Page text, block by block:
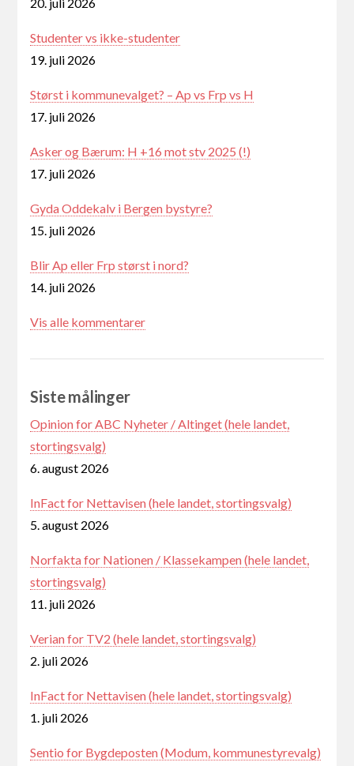
Studenter vs ikke-studenter
19. juli 2026
Størst i kommunevalget? – Ap vs Frp vs H
17. juli 2026
Asker og Bærum: H +16 mot stv 2025 (!)
17. juli 2026
Gyda Oddekalv i Bergen bystyre?
15. juli 2026
Blir Ap eller Frp størst i nord?
14. juli 2026
Vis alle kommentarer
Siste målinger
Opinion for ABC Nyheter / Altinget (hele landet,
stortingsvalg)
6. august 2026
InFact for Nettavisen (hele landet, stortingsvalg)
5. august 2026
Norfakta for Nationen / Klassekampen (hele landet,
stortingsvalg)
11. juli 2026
Verian for TV2 (hele landet, stortingsvalg)
2. juli 2026
InFact for Nettavisen (hele landet, stortingsvalg)
1. juli 2026
Sentio for Bygdeposten (Modum, kommunestyrevalg)